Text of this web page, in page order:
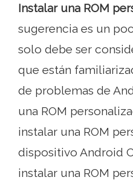
Instalar una ROM
sugerencia es un
solo debe ser
que están
de problemas de
una ROM
instalar una ROM
dispositivo Android
instalar una ROM